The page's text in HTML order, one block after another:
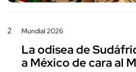
2 Mundial 2026
La odisea de
a México de cara al